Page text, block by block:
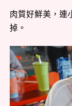
肉質好鮮美，連
掉。